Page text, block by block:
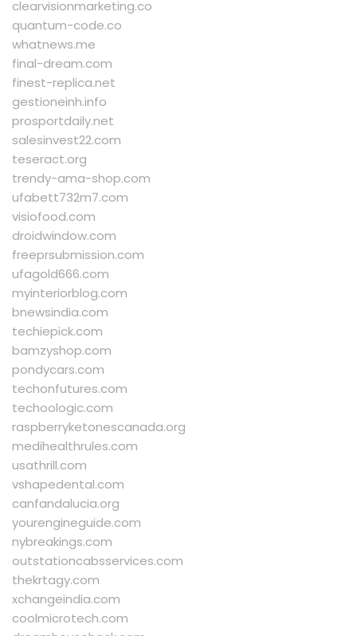
clearvisionmarketing.co
quantum-code.co
whatnews.me
final-dream.com
finest-replica.net
gestioneinh.info
prosportdaily.net
salesinvest22.com
teseract.org
trendy-ama-shop.com
ufabett732m7.com
visiofood.com
droidwindow.com
freeprsubmission.com
ufagold666.com
myinteriorblog.com
bnewsindia.com
techiepick.com
bamzyshop.com
pondycars.com
techonfutures.com
techoologic.com
raspberryketonescanada.org
medihealthrules.com
usathrill.com
vshapedental.com
canfandalucia.org
yourengineguide.com
nybreakings.com
outstationcabsservices.com
thekrtagy.com
xchangeindia.com
coolmicrotech.com